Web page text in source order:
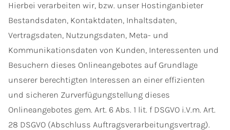
Hierbei verarbeiten wir, bzw. unser Hostinganbieter
Bestandsdaten, Kontaktdaten, Inhaltsdaten,
Vertragsdaten, Nutzungsdaten, Meta- und
Kommunikationsdaten von Kunden, Interessenten und
Besuchern dieses Onlineangebotes auf Grundlage
unserer berechtigten Interessen an einer effizienten
und sicheren Zurverfügungstellung dieses
Onlineangebotes gem. Art. 6 Abs. 1 lit. f DSGVO i.V.m. Art.
28 DSGVO (Abschluss Auftragsverarbeitungsvertrag).